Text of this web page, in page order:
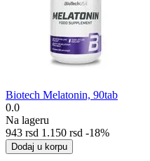
Biotech Melatonin, 90tab
0.0
Na lageru
‍943‍ rsd 1.150 rsd -18%
Dodaj u korpu